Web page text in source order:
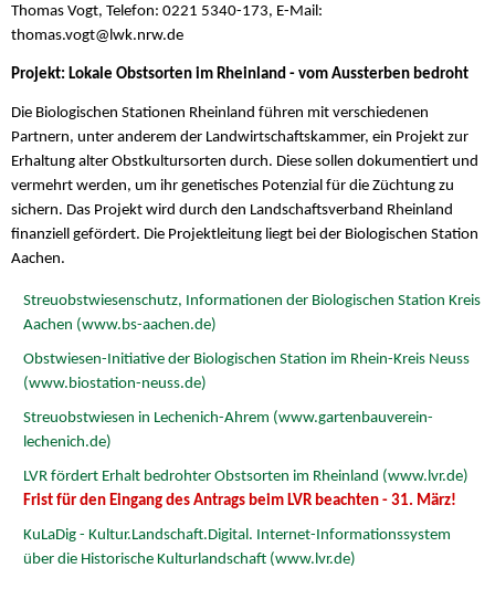
Thomas Vogt, Telefon: 0221 5340-173, E-Mail:
thomas.vogt@lwk.nrw.de
Projekt: Lokale Obstsorten im Rheinland - vom Aussterben bedroht
Die Biologischen Stationen Rheinland führen mit verschiedenen
Partnern, unter anderem der Landwirtschaftskammer, ein Projekt zur
Erhaltung alter Obstkultursorten durch. Diese sollen dokumentiert und
vermehrt werden, um ihr genetisches Potenzial für die Züchtung zu
sichern. Das Projekt wird durch den Landschaftsverband Rheinland
finanziell gefördert. Die Projektleitung liegt bei der Biologischen Station
Aachen.
Streuobstwiesenschutz, Informationen der Biologischen Station Kreis
Aachen (www.bs-aachen.de)
Obstwiesen-Initiative der Biologischen Station im Rhein-Kreis Neuss
(www.biostation-neuss.de)
Streuobstwiesen in Lechenich-Ahrem (www.gartenbauverein-
lechenich.de)
LVR fördert Erhalt bedrohter Obstsorten im Rheinland (www.lvr.de)
Frist für den Eingang des Antrags beim LVR beachten - 31. März!
KuLaDig - Kultur.Landschaft.Digital. Internet-Informationssystem
über die Historische Kulturlandschaft (www.lvr.de)